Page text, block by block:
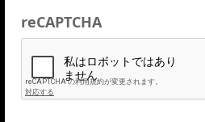
reCAPTCHA